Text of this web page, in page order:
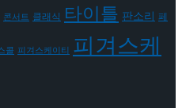
콘서트 클래식 타이틀 판소리 페
콜 피겨스케이티 피겨스케